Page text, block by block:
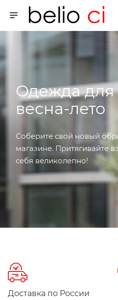
Одежда
весна-лето
Соберите свой новый
магазине. Притягивайте
себя великолепно!
Доставка по России